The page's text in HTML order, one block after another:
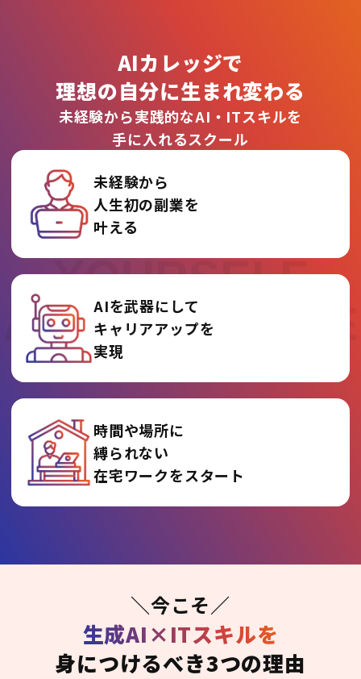
REINVENT
YOURSELF
AT AI COLLEGE
AIカレッジで
理想の自分に生まれ変わる
未経験から実践的なAI・ITスキルを
手に入れるスクール
未経験から
人生初の副業を
叶える
AIを武器にして
キャリアアップを
実現
時間や場所に
縛られない
在宅ワークをスタート
＼今こそ／
生成AI×ITスキルを
身につけるべき3つの理由